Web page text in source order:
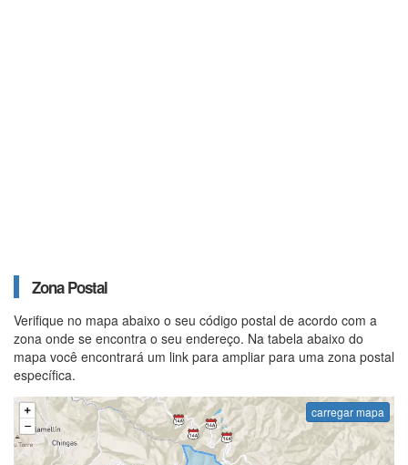
Zona Postal
Verifique no mapa abaixo o seu código postal de acordo com a
zona onde se encontra o seu endereço. Na tabela abaixo do
mapa você encontrará um link para ampliar para uma zona postal
específica.
carregar mapa